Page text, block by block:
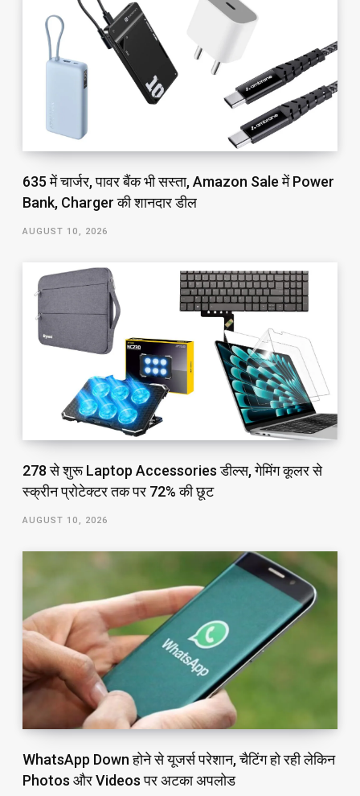
₹635 में चार्जर, पावर बैंक भी सस्ता, Amazon Sale में Power
Bank, Charger की शानदार डील
AUGUST 10, 2026
₹278 से शुरू Laptop Accessories डील्स, गेमिंग कूलर से
स्क्रीन प्रोटेक्टर तक पर 72% की छूट
AUGUST 10, 2026
WhatsApp Down होने से यूजर्स परेशान, चैटिंग हो रही लेकिन
Photos और Videos पर अटका अपलोड